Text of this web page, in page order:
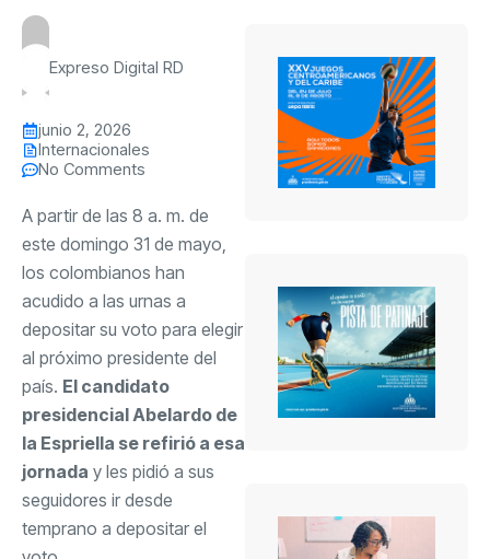
Expreso Digital RD
junio 2, 2026
Internacionales
No Comments
A partir de las 8 a. m. de
este domingo 31 de mayo,
los colombianos han
acudido a las urnas a
depositar su voto para elegir
al próximo presidente del
país. El candidato
presidencial Abelardo de
la Espriella se refirió a esa
jornada y les pidió a sus
seguidores ir desde
temprano a depositar el